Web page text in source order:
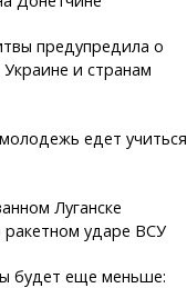
предупредила о
и странам
едет учиться
Луганске
ударе ВСУ
будет еще меньше: